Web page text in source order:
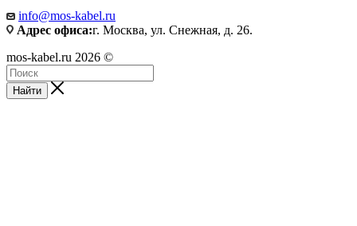
info@mos-kabel.ru
Адрес офиса:г. Москва, ул. Снежная, д. 26.
mos-kabel.ru 2026 ©
Найти